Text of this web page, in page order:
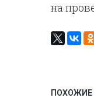
на
ПОХОЖИЕ